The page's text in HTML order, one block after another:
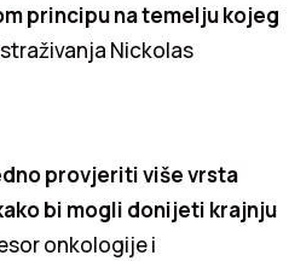
principu na temelju kojeg
Nickolas
provjeriti više vrsta
bi mogli donijeti krajnju
onkologije i